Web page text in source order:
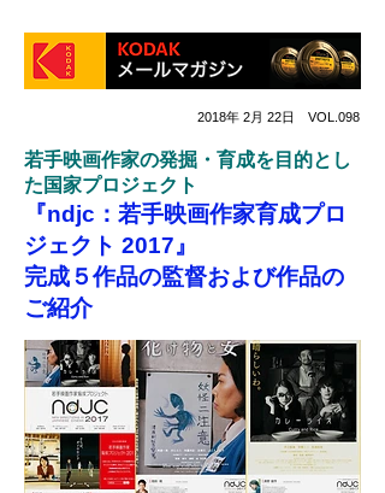
2018年 2月 22日 VOL.098
若手映画作家の発掘・育成を目的とし
た国家プロジェクト
『ndjc：若手映画作家育成プロ
ジェクト 2017』
完成５作品の監督および作品の
ご紹介